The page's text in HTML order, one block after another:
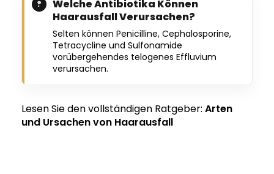
Welche Antibiotika Können
Haarausfall Verursachen?
Selten können Penicilline, Cephalosporine,
Tetracycline und Sulfonamide
vorübergehendes telogenes Effluvium
verursachen.
Lesen Sie den vollständigen Ratgeber: Arten
und Ursachen von Haarausfall